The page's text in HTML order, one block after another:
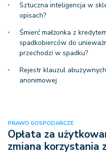
Sztuczna inteligencja w
opisach?
Śmierć małżonka z
spadkobierców do
przechodzi w spadku?
Rejestr klauzul
anonimowej
PRAWO GOSPODARCZE
Opłata za
zmiana korzystania